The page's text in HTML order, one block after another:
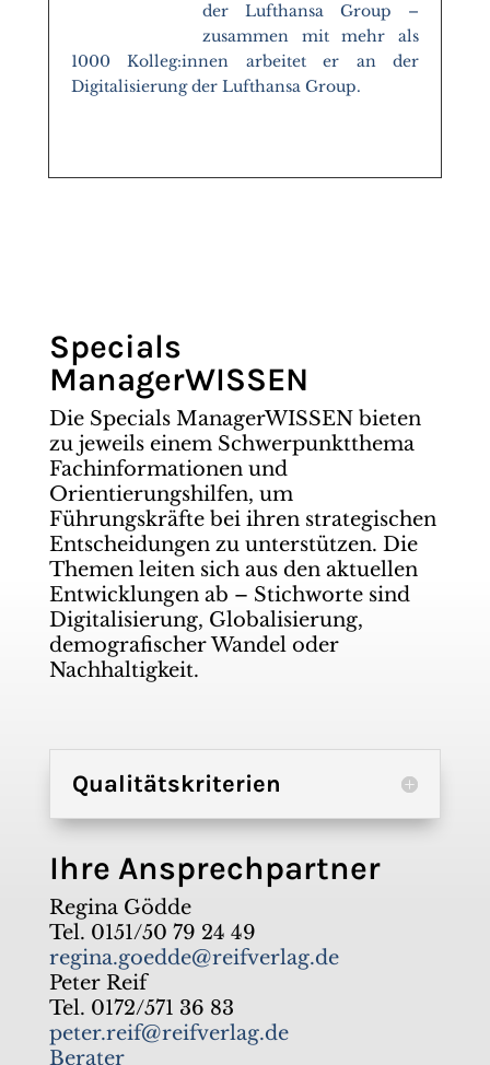
der Lufthansa Group –
zusammen mit mehr als
1000 Kolleg:innen arbeitet er an der
Digitalisierung der Lufthansa Group.
Specials
ManagerWISSEN
Die Specials ManagerWISSEN bieten
zu jeweils einem Schwerpunktthema
Fachinformationen und
Orientierungshilfen, um
Führungskräfte bei ihren strategischen
Entscheidungen zu unterstützen. Die
Themen leiten sich aus den aktuellen
Entwicklungen ab – Stichworte sind
Digitalisierung, Globalisierung,
demografischer Wandel oder
Nachhaltigkeit.
Qualitätskriterien
Ihre Ansprechpartner
Regina Gödde
Tel. 0151/50 79 24 49
regina.goedde@reifverlag.de
Peter Reif
Tel. 0172/571 36 83
peter.reif@reifverlag.de
Berater